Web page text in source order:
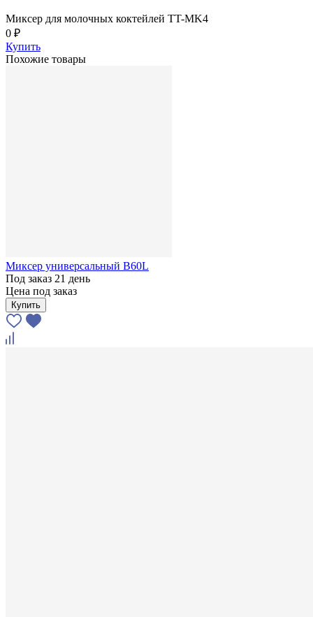
Миксер для молочных коктейлей TT-MK4
0 ₽
Купить
Похожие товары
Миксер универсальный В60L
Под заказ 21 день
Цена под заказ
Купить